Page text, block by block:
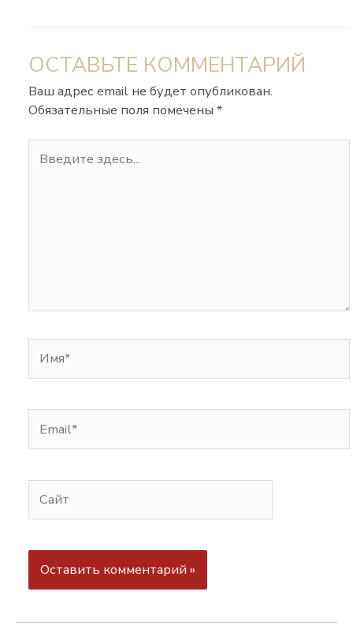
ОСТАВЬТЕ КОММЕНТАРИЙ
Ваш адрес email не будет опубликован.
Обязательные поля помечены*